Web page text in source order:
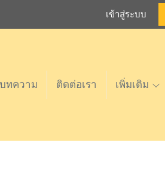
เข้าสู่ระบบ
บทความ ติดต่อเรา เพิ่มเติม